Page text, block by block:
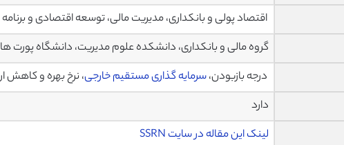
اقتصاد پولی و بانکداری، مدیریت مالی، توسعه اقتصادی و
گروه مالی و بانکداری، دانشکده علوم مدیریت، دانشگاه پورت
درجه بازبودن،سرمایه گذاری مستقیم خارجی، نرخ بهره و کاهش
دارد
لینک این مقاله در سایت SSRN